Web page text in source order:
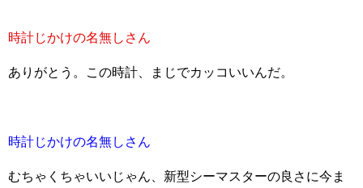
時計じかけの名無しさん
ありがとう。この時計、まじでカッコいいんだ。
時計じかけの名無しさん
むちゃくちゃいいじゃん、新型シーマスターの良さに今ま